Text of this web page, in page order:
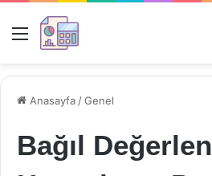
Menü
Anasayfa /Genel
Bağıl